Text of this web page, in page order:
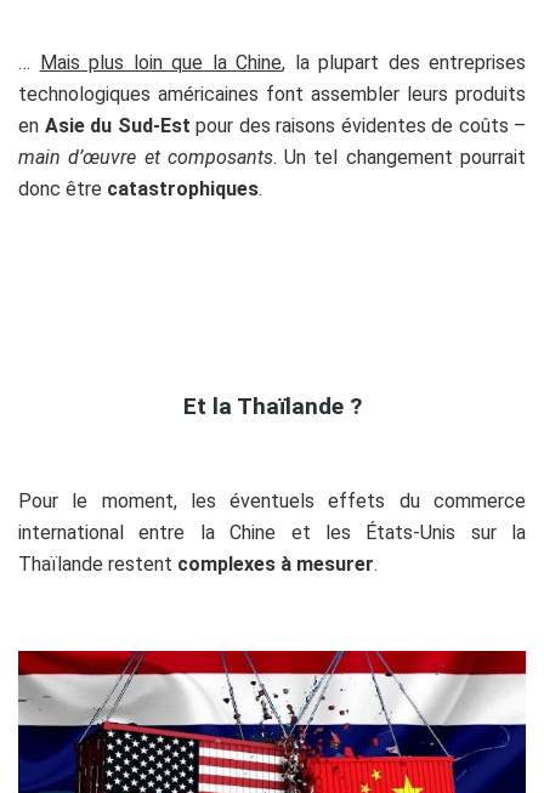
… Mais plus loin que la Chine, la plupart des entreprises
technologiques américaines font assembler leurs produits
en Asie du Sud-Est pour des raisons évidentes de coûts –
main d’œuvre et composants. Un tel changement pourrait
donc être catastrophiques.
Et la Thaïlande ?
Pour le moment, les éventuels effets du commerce
international entre la Chine et les États-Unis sur la
Thaïlande restent complexes à mesurer.